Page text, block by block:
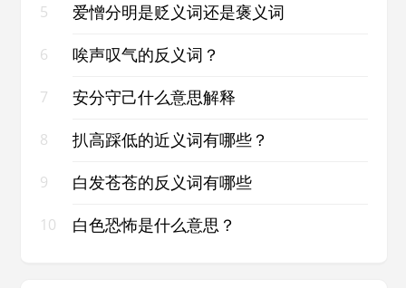
5 爱憎分明是贬义词还是褒义词
6 唉声叹气的反义词？
7 安分守己什么意思解释
8 扒高踩低的近义词有哪些？
9 白发苍苍的反义词有哪些
10 白色恐怖是什么意思？